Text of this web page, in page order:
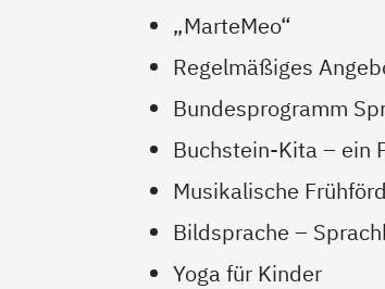
„MarteMeo“
Regelmäßiges
Bundesprogramm
Buchstein-Kita – ein
Musikalische
Bildsprache –
Yoga für Kinder